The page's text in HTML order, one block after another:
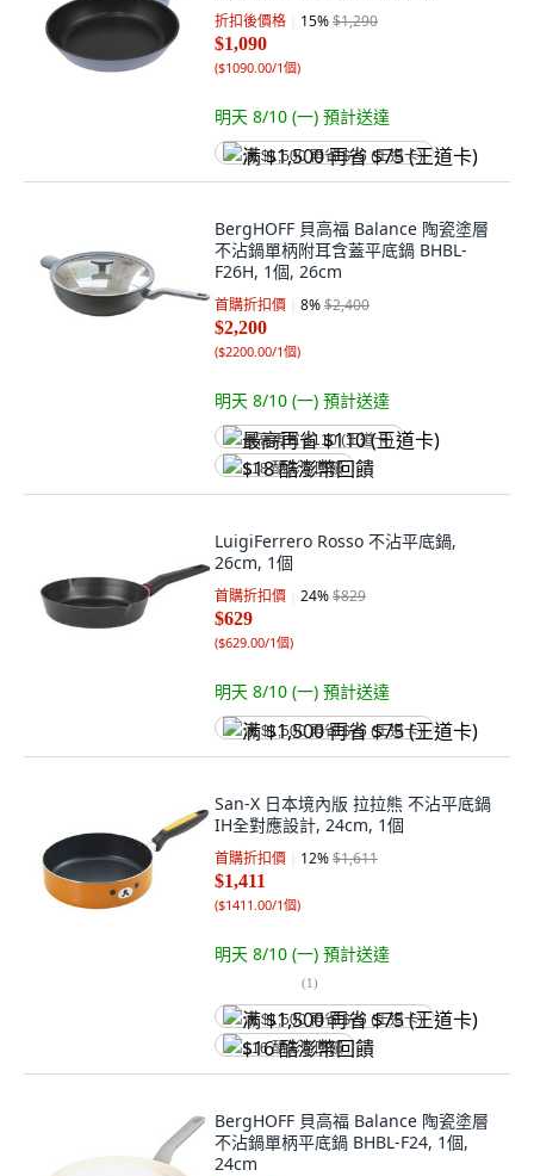
折扣後價格 15%$1,290
$1,090
($1090.00/1個)
明天 8/10 (一) 預計送達
满 $1,500 再省 $75 (王道卡)
BergHOFF 貝高福 Balance 陶瓷塗層
不沾鍋單柄附耳含蓋平底鍋 BHBL-
F26H, 1個, 26cm
首購折扣價 8%$2,400
$2,200
($2200.00/1個)
明天 8/10 (一) 預計送達
最高再省 $110 (王道卡)
$18 酷澎幣回饋
LuigiFerrero Rosso 不沾平底鍋,
26cm, 1個
首購折扣價 24%$829
$629
($629.00/1個)
明天 8/10 (一) 預計送達
满 $1,500 再省 $75 (王道卡)
San-X 日本境內版 拉拉熊 不沾平底鍋
IH全對應設計, 24cm, 1個
首購折扣價 12%$1,611
$1,411
($1411.00/1個)
明天 8/10 (一) 預計送達
(1)
满 $1,500 再省 $75 (王道卡)
$16 酷澎幣回饋
BergHOFF 貝高福 Balance 陶瓷塗層
不沾鍋單柄平底鍋 BHBL-F24, 1個,
24cm